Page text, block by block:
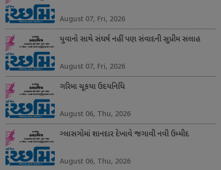
August 07, Fri, 2026
યુવાનો સાથે સંઘર્ષ નહીં પણ સંવાદની સુપ્રીમ સલાહ
August 07, Fri, 2026
ગરિમા ચૂકયા ઉદયનિધિ
August 06, Thu, 2026
ગ્લાસગોમાં શાનદાર દેખાવે જગાવી નવી ઉમ્મીદ
August 06, Thu, 2026